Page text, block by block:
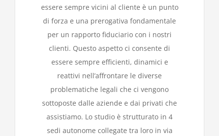
essere sempre vicini al cliente è un punto
di forza e una prerogativa fondamentale
per un rapporto fiduciario con i nostri
clienti. Questo aspetto ci consente di
essere sempre efficienti, dinamici e
reattivi nell’affrontare le diverse
problematiche legali che ci vengono
sottoposte dalle aziende e dai privati che
assistiamo. Lo studio è strutturato in 4
sedi autonome collegate tra loro in via